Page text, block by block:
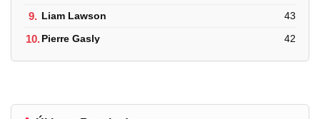
9. Liam Lawson 43
10.Pierre Gasly 42